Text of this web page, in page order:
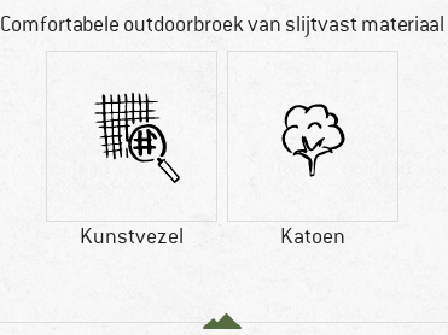
Comfortabele outdoorbroek van slijtvast materiaal
Kunstvezel Katoen